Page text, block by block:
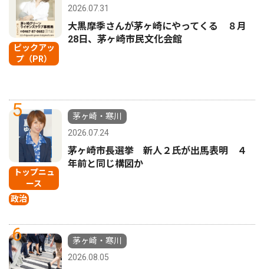
ピックアッ
プ（PR）
2026.07.31
大黒摩季さんが茅ヶ崎にやってくる ８月
28日、茅ヶ崎市民文化会館
5
トップニュ
ース
政治
茅ヶ崎・寒川
2026.07.24
茅ヶ崎市長選挙 新人２氏が出馬表明 ４
年前と同じ構図か
6
茅ヶ崎・寒川
2026.08.05